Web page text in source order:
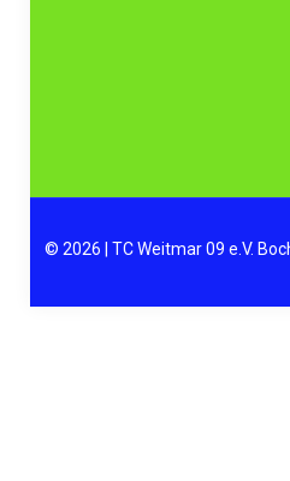
© 2026 | TC Weitmar 09 e.V.